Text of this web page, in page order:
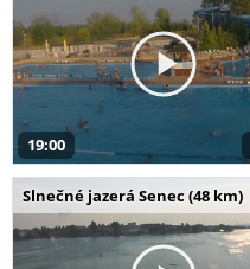
19:00
Slnečné jazerá Senec (48 km)